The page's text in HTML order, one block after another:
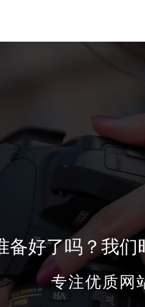
备好了吗？我们
专注优质网